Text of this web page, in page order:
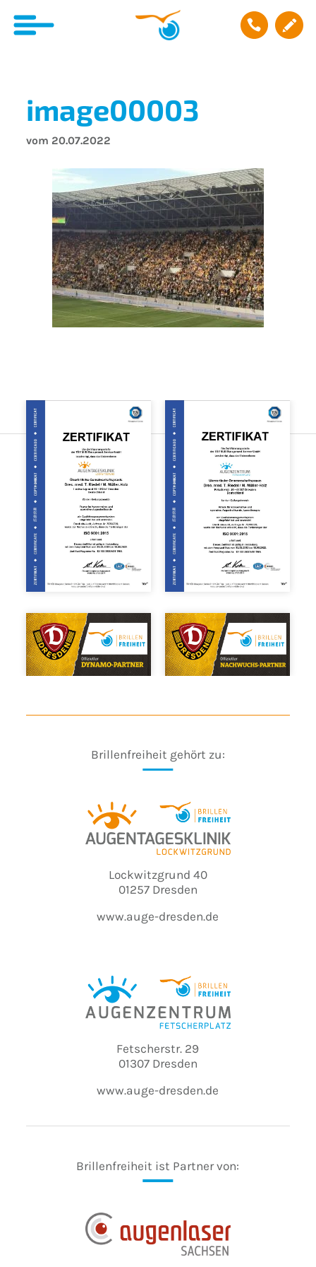
image00003
vom 20.07.2022
Brillenfreiheit gehört zu:
Lockwitzgrund 40
01257 Dresden
www.auge-dresden.de
Fetscherstr. 29
01307 Dresden
www.auge-dresden.de
Brillenfreiheit ist Partner von: